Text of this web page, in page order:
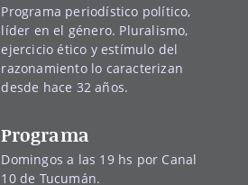
Programa periodístico político,
líder en el género. Pluralismo,
ejercicio ético y estímulo del
razonamiento lo caracterizan
desde hace 32 años.
Programa
Domingos a las 19 hs por Canal
10 de Tucumán.